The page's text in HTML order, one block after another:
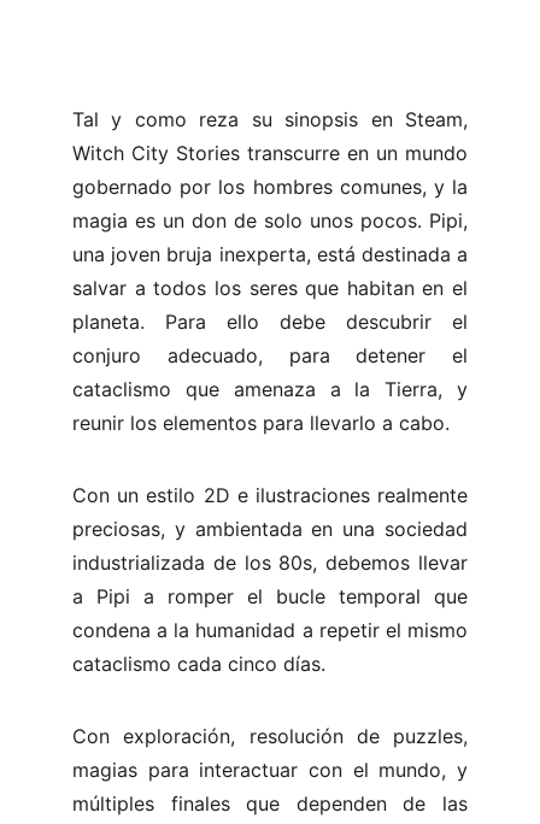
Tal y como reza su sinopsis en Steam,
Witch City Stories transcurre en un mundo
gobernado por los hombres comunes, y la
magia es un don de solo unos pocos. Pipi,
una joven bruja inexperta, está destinada a
salvar a todos los seres que habitan en el
planeta. Para ello debe descubrir el
conjuro adecuado, para detener el
cataclismo que amenaza a la Tierra, y
reunir los elementos para llevarlo a cabo.
Con un estilo 2D e ilustraciones realmente
preciosas, y ambientada en una sociedad
industrializada de los 80s, debemos llevar
a Pipi a romper el bucle temporal que
condena a la humanidad a repetir el mismo
cataclismo cada cinco días.
Con exploración, resolución de puzzles,
magias para interactuar con el mundo, y
múltiples finales que dependen de las